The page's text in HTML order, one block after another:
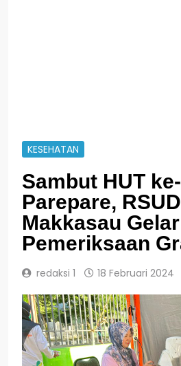
KESEHATAN
Sambut HUT
Parepare,
Makkasau Gelar
Pemeriksaan
redaksi 1 18 Februari 2024